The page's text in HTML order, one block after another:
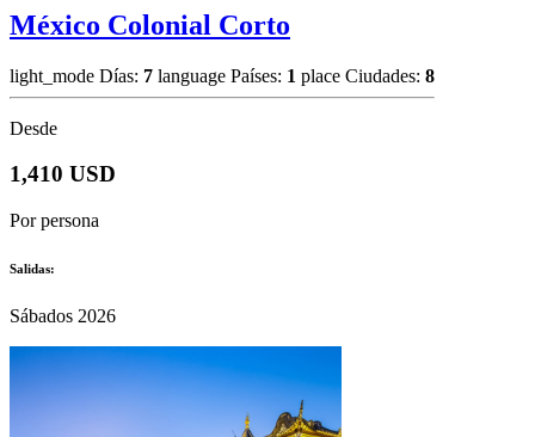
México Colonial Corto
light_mode Días: 7 language Países: 1 place Ciudades: 8
Desde
1,410 USD
Por persona
Salidas:
Sábados 2026